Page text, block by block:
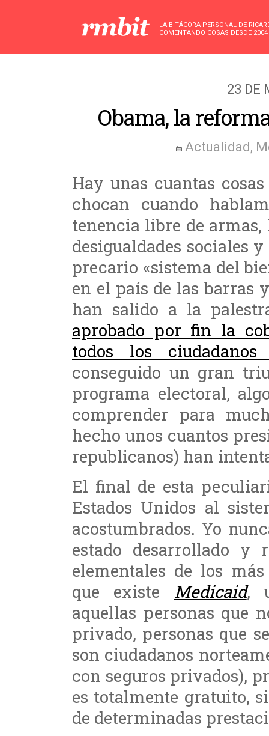
LA BITÁCORA PERSONAL DE
COMENTANDO COSAS DESDE 2004
23 DE
Obama, la
Actualidad,
Hay unas cuantas
chocan cuando
tenencia libre de armas,
desigualdades sociales
precario «sistema del
en el país de las barras
han salido a la
aprobado por fin la
todos los ciudadanos
conseguido un gran
programa electoral,
comprender para
hecho unos cuantos
republicanos) han
El final de esta
Estados Unidos al
acostumbrados. Yo
estado desarrollado y
elementales de los
que existe Medicaid,
aquellas personas que
privado, personas que
son ciudadanos
con seguros privados),
es totalmente gratuito,
de determinadas